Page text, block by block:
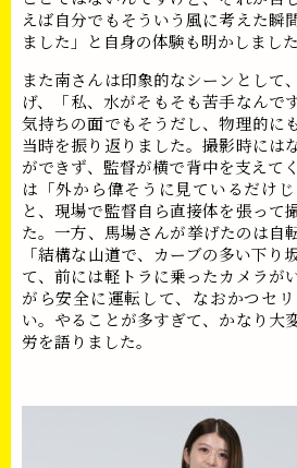
えば自分でもそういう風に考えた瞬
ました」と自身の体験も明かしました
また南さんは印象的なシーンとして
げ、「私、水がそもそも苦手なんで
気持ちの面でもそうだし、物理的に
当時を振り返りました。撮影時には
ができず、監督が横で背中を支えて
は「外から偉そうに見ているだけじ
と、現場で監督自ら直接体を張って
た。一方、馬場さんが挙げたのは自
「結構な山道で、カーブの多い下り
て、前には軽トラに乗ったカメラが
がら安全に運転して、なおかつセ
い。やることが多すぎて、かなり大
労を語りました。